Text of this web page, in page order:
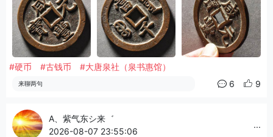
#硬币 #古钱币 #大唐泉社（泉书惠馆）
来聊两句 6 9
A、紫气东シ来゛
2026-08-07 23:55:06
...